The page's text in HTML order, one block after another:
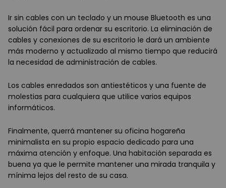
Ir sin cables con un teclado y un mouse Bluetooth es una
solución fácil para ordenar su escritorio. La eliminación de
cables y conexiones de su escritorio le dará un ambiente
más moderno y actualizado al mismo tiempo que reducirá
la necesidad de administración de cables.
Los cables enredados son antiestéticos y una fuente de
molestias para cualquiera que utilice varios equipos
informáticos.
Finalmente, querrá mantener su oficina hogareña
minimalista en su propio espacio dedicado para una
máxima atención y enfoque. Una habitación separada es
buena ya que le permite mantener una mirada tranquila y
mínima lejos del resto de su casa.